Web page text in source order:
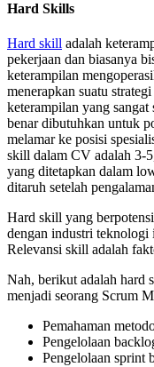
Hard Skills
Hard skill adalah
pekerjaan dan biasanya
keterampilan
menerapkan suatu
keterampilan yang
benar dibutuhkan untuk
melamar ke posisi
skill dalam CV adalah 3-
yang ditetapkan dalam
ditaruh setelah
Hard skill yang
dengan industri teknologi
Relevansi skill adalah
Nah, berikut adalah hard
menjadi seorang Scrum
Pemahaman
Pengelolaan
Pengelolaan sprint